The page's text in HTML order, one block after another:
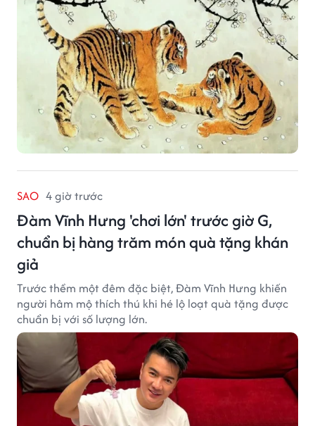
SAO 4 giờ trước
Đàm Vĩnh Hưng 'chơi lớn' trước giờ G,
chuẩn bị hàng trăm món quà tặng khán
giả
Trước thềm một đêm đặc biệt, Đàm Vĩnh Hưng khiến
người hâm mộ thích thú khi hé lộ loạt quà tặng được
chuẩn bị với số lượng lớn.